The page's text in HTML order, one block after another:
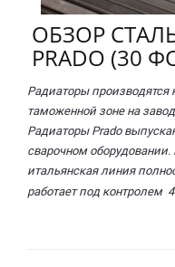
ОБЗОР
PRADO (30
Радиаторы
таможенной зоне на
Радиаторы Prado
сварочном
итальянская линия
работает под контролем